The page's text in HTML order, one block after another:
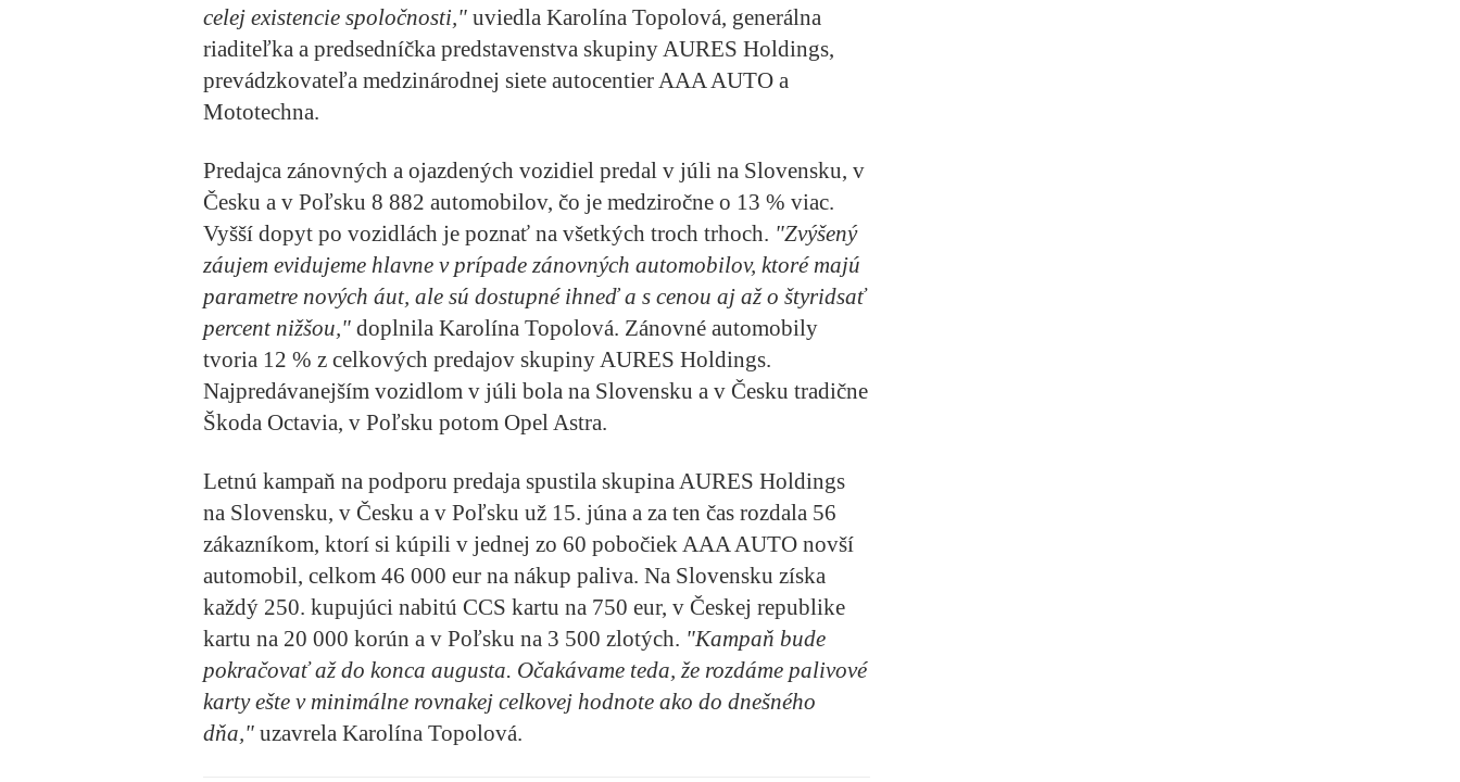
celej existencie spoločnosti," uviedla Karolína Topolová, generálna
riaditeľka a predsedníčka predstavenstva skupiny AURES Holdings,
prevádzkovateľa medzinárodnej siete autocentier AAA AUTO a
Mototechna.
Predajca zánovných a ojazdených vozidiel predal v júli na Slovensku, v
Česku a v Poľsku 8 882 automobilov, čo je medziročne o 13 % viac.
Vyšší dopyt po vozidlách je poznať na všetkých troch trhoch. "Zvýšený
záujem evidujeme hlavne v prípade zánovných automobilov, ktoré majú
parametre nových áut, ale sú dostupné ihneď a s cenou aj až o štyridsať
percent nižšou," doplnila Karolína Topolová. Zánovné automobily
tvoria 12 % z celkových predajov skupiny AURES Holdings.
Najpredávanejším vozidlom v júli bola na Slovensku a v Česku tradične
Škoda Octavia, v Poľsku potom Opel Astra.
Letnú kampaň na podporu predaja spustila skupina AURES Holdings
na Slovensku, v Česku a v Poľsku už 15. júna a za ten čas rozdala 56
zákazníkom, ktorí si kúpili v jednej zo 60 pobočiek AAA AUTO novší
automobil, celkom 46 000 eur na nákup paliva. Na Slovensku získa
každý 250. kupujúci nabitú CCS kartu na 750 eur, v Českej republike
kartu na 20 000 korún a v Poľsku na 3 500 zlotých. "Kampaň bude
pokračovať až do konca augusta. Očakávame teda, že rozdáme palivové
karty ešte v minimálne rovnakej celkovej hodnote ako do dnešného
dňa," uzavrela Karolína Topolová.